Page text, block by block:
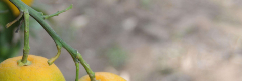
每個生命的轉折點？ 醫務社
【故事精華】從黑暗到光明 見證醫務